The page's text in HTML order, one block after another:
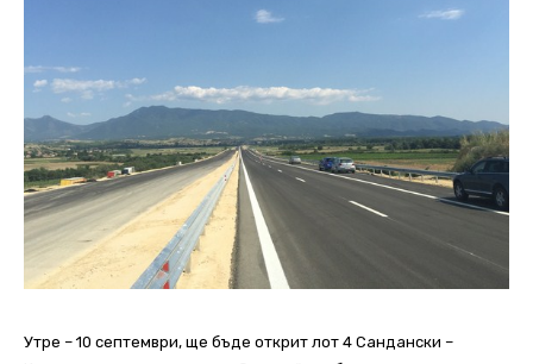
Утре – 10 септември, ще бъде открит лот 4 Сандански –